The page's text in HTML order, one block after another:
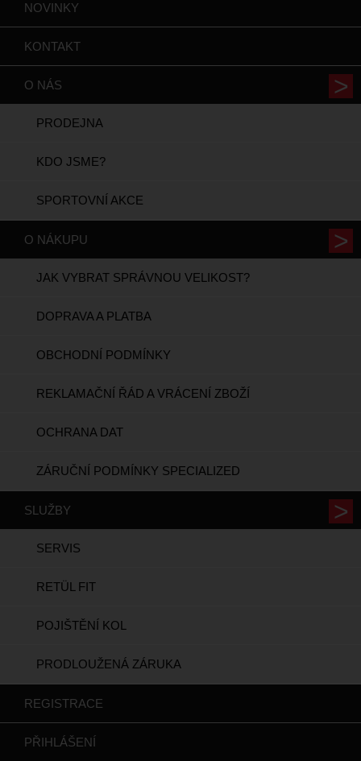
NOVINKY
KONTAKT
O NÁS
PRODEJNA
KDO JSME?
SPORTOVNÍ AKCE
O NÁKUPU
JAK VYBRAT SPRÁVNOU VELIKOST?
DOPRAVA A PLATBA
OBCHODNÍ PODMÍNKY
REKLAMAČNÍ ŘÁD A VRÁCENÍ ZBOŽÍ
OCHRANA DAT
ZÁRUČNÍ PODMÍNKY SPECIALIZED
SLUŽBY
SERVIS
RETÜL FIT
POJIŠTĚNÍ KOL
PRODLOUŽENÁ ZÁRUKA
REGISTRACE
PŘIHLÁŠENÍ